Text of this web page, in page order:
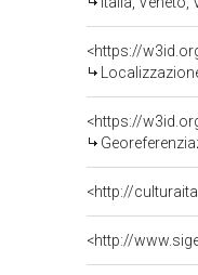
<https://
<https://
<http://